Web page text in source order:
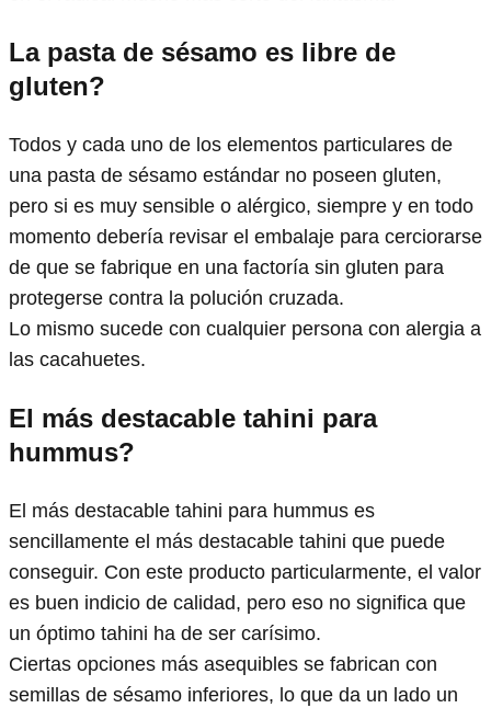
La pasta de sésamo es libre de
gluten?
Todos y cada uno de los elementos particulares de
una pasta de sésamo estándar no poseen gluten,
pero si es muy sensible o alérgico, siempre y en todo
momento debería revisar el embalaje para cerciorarse
de que se fabrique en una factoría sin gluten para
protegerse contra la polución cruzada.
Lo mismo sucede con cualquier persona con alergia a
las cacahuetes.
El más destacable tahini para
hummus?
El más destacable tahini para hummus es
sencillamente el más destacable tahini que puede
conseguir. Con este producto particularmente, el valor
es buen indicio de calidad, pero eso no significa que
un óptimo tahini ha de ser carísimo.
Ciertas opciones más asequibles se fabrican con
semillas de sésamo inferiores, lo que da un lado un